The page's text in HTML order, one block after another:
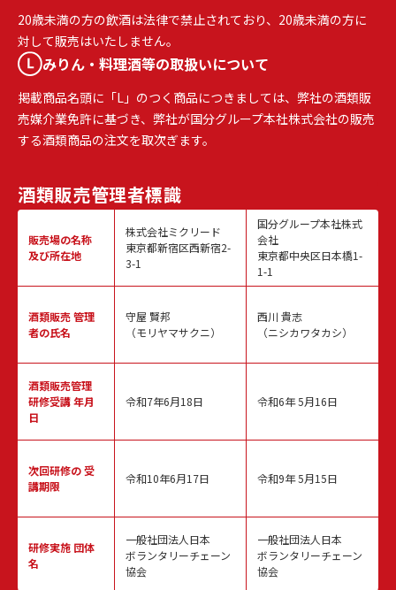
20歳未満の方の飲酒は法律で禁止されており、20歳未満の方に
対して販売はいたしません。
みりん・料理酒等の取扱いについて
掲載商品名頭に「L」のつく商品につきましては、弊社の酒類販
売媒介業免許に基づき、弊社が国分グループ本社株式会社の販売
する酒類商品の注文を取次ぎます。
酒類販売管理者標識
販売場の名称
及び所在地
酒類販売管理
者の氏名
酒類販売管理
研修受講 年月
日
次回研修の受
講期限
研修実施 団体
名
株式会社ミクリード
東京都新宿区西新宿2-
3-1
守屋 賢邦
（モリヤマサクニ）
令和7年6月18日
令和10年6月17日
一般社団法人日本
ボランタリーチェーン
協会
国分グループ本社株式
会社
東京都中央区日本橋1-
1-1
西川 貴志
（ニシカワタカシ）
令和6年 5月16日
令和9年 5月15日
一般社団法人日本
ボランタリーチェーン
協会